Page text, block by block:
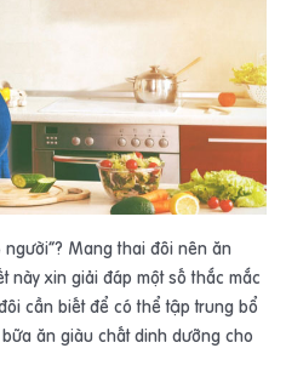
Mang thai đôi nên ăn
này xin giải đáp một số thắc mắc
cần biết để có thể tập trung bổ
ăn giàu chất dinh dưỡng cho